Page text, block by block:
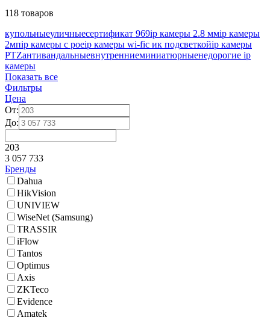
118 товаров
купольныеуличныесертификат 969ip камеры 2.8 ммip камеры
2мпip камеры с poeip камеры wi-fiс ик подсветкойip камеры
PTZантивандальныевнутренниеминиатюрныенедорогие ip
камеры
Показать все
Фильтры
Цена
От:
До:
203
3 057 733
Бренды
Dahua
HikVision
UNIVIEW
WiseNet (Samsung)
TRASSIR
iFlow
Tantos
Optimus
Axis
ZKTeco
Evidence
Amatek